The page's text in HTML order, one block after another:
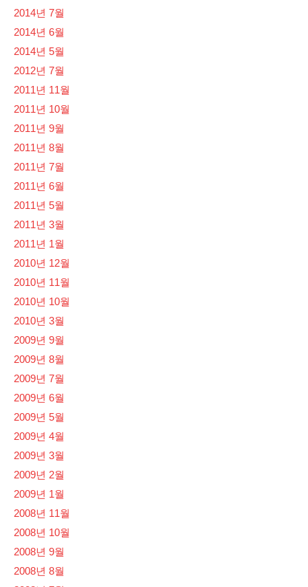
2014년 7월
2014년 6월
2014년 5월
2012년 7월
2011년 11월
2011년 10월
2011년 9월
2011년 8월
2011년 7월
2011년 6월
2011년 5월
2011년 3월
2011년 1월
2010년 12월
2010년 11월
2010년 10월
2010년 3월
2009년 9월
2009년 8월
2009년 7월
2009년 6월
2009년 5월
2009년 4월
2009년 3월
2009년 2월
2009년 1월
2008년 11월
2008년 10월
2008년 9월
2008년 8월